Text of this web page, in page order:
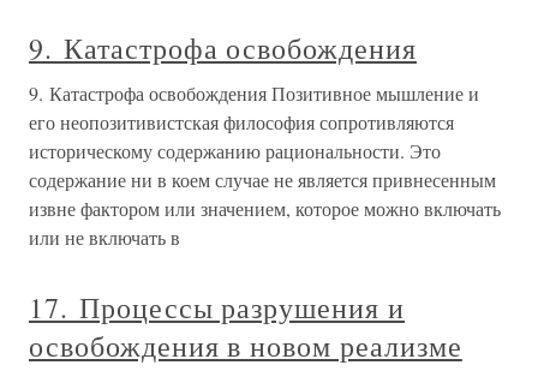
9. Катастрофа освобождения
9. Катастрофа освобождения Позитивное мышление и
его неопозитивистская философия сопротивляются
историческому содержанию рациональности. Это
содержание ни в коем случае не является привнесенным
извне фактором или значением, которое можно включать
или не включать в
17. Процессы разрушения и
освобождения в новом реализме